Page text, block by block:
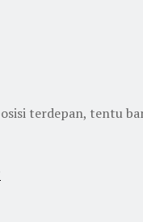
terdepan, tentu